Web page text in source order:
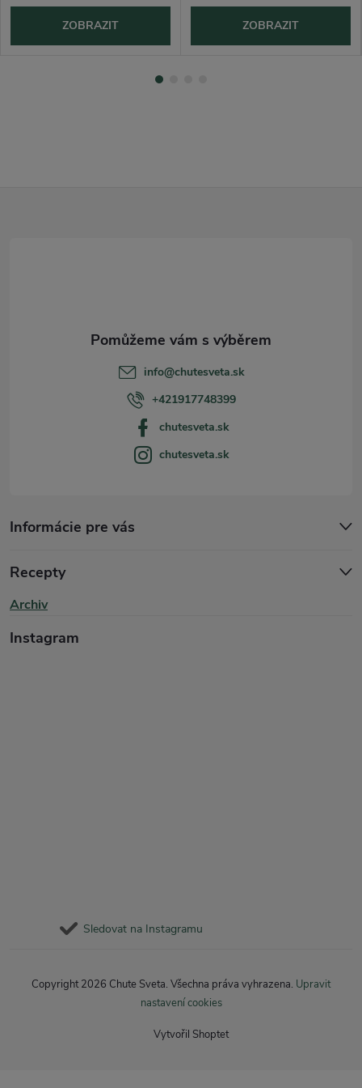
ZOBRAZIT ZOBRAZIT
info@chutesveta.sk
+421917748399
chutesveta.sk
chutesveta.sk
Informácie pre vás
Recepty
Archiv
Instagram
Sledovat na Instagramu
Vytvořil Shoptet
Copyright 2026 Chute Sveta. Všechna práva vyhrazena. Upravit
nastavení cookies